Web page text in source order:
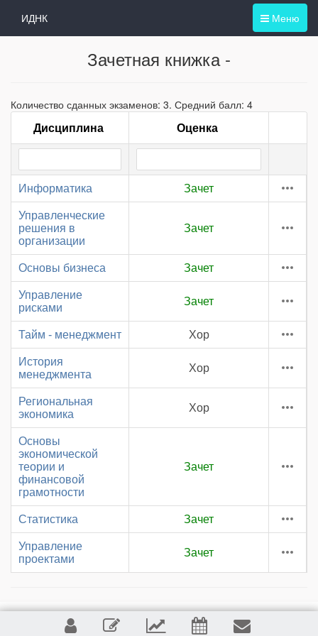
Меню
ИДНК
Зачетная книжка -
Количество сданных экзаменов: 3. Средний балл: 4
Дисциплина Оценка
Информатика Зачет
Управленческие
решения в
организации
Зачет
Основы бизнеса Зачет
Управление
рисками
Зачет
Тайм - менеджмент Хор
История
менеджмента
Хор
Региональная
экономика
Хор
Основы
экономической
теории и
финансовой
грамотности
Зачет
Статистика Зачет
Управление
проектами
Зачет